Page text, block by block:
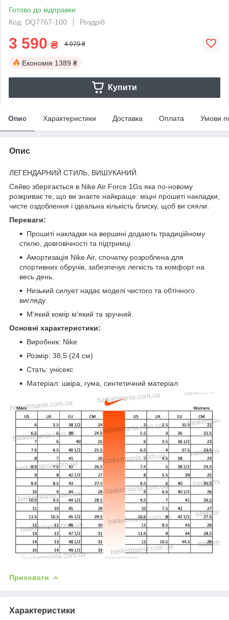
Готово до відправки
Код: DQ7767-100
Роздріб
3 590 ₴ 4 979 ₴
Економія 1389 ₴
Купити
Опис Характеристики Доставка Оплата Умови
Опис
ЛЕГЕНДАРНИЙ СТИЛЬ, ВИШУКАНИЙ.
Сяйво зберігається в Nike Air Force 1Gs яка по-новому
розкриває те, що ви знаєте найкраще: міцні прошиті накладки,
чисте оздоблення і ідеальна кількість блиску, щоб ви сяяли.
Переваги:
Прошиті накладки на вершині додають традиційному
стилю, довговічності та підтримці.
Амортизація Nike Air, спочатку розроблена для
спортивних обручів, забезпечує легкість та комфорт на
весь день.
Низький силует надає моделі чистого та обтічного
вигляду.
М'який комір м'який та зручний.
Основні характеристики:
Виробник: Nike
Розмір: 38,5 (24 см)
Стать: унісекс
Матеріал: шкіра, гума, синтетичний матеріал
Приховати
Характеристики